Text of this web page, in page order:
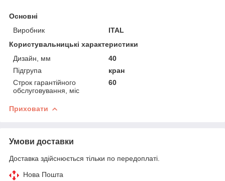
Основні
Виробник
ITAL
Користувальницькі характеристики
Дизайн, мм
40
Підгрупа
кран
Строк гарантійного
обслуговування, міс
60
Приховати
Умови доставки
Доставка здійснюється тільки по передоплаті.
Нова Пошта